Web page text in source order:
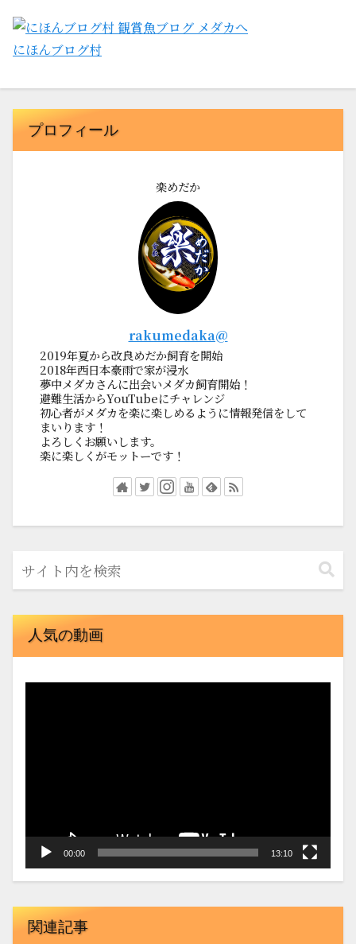
にほんブログ村
プロフィール
楽めだか
rakumedaka@
2019年夏から改良めだか飼育を開始
2018年西日本豪雨で家が浸水
夢中メダカさんに出会いメダカ飼育開始！
避難生活からYouTubeにチャレンジ
初心者がメダカを楽に楽しめるように情報発信をして
まいります！
よろしくお願いします。
楽に楽しくがモットーです！
人気の動画
00:00 13:10
関連記事